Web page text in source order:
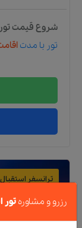
شروع قیمت
تور با مدت
ترانسفر
رزرو و مشاورهتور